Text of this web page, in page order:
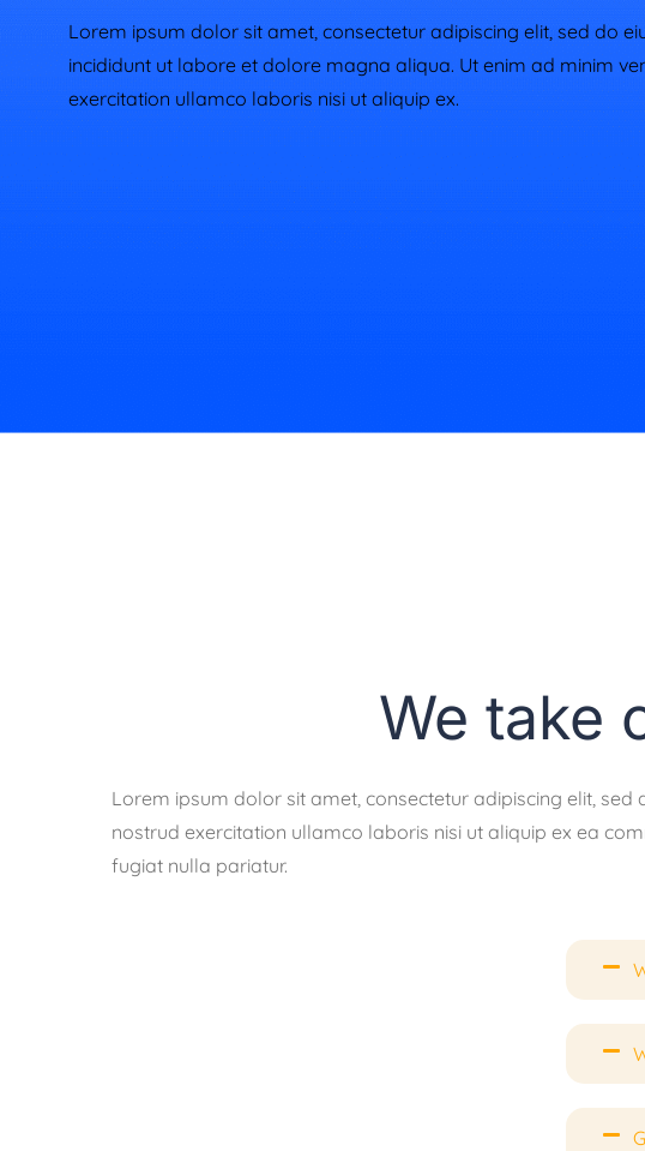
Lorem ipsum dolor sit amet, consectetur adipiscing elit, sed do
incididunt ut labore et dolore magna aliqua. Ut enim ad minim
exercitation ullamco laboris nisi ut aliquip ex.
We take
Lorem ipsum dolor sit amet, consectetur adipiscing elit,
nostrud exercitation ullamco laboris nisi ut aliquip ex ea
fugiat nulla pariatur.